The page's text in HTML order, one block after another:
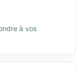
à vos